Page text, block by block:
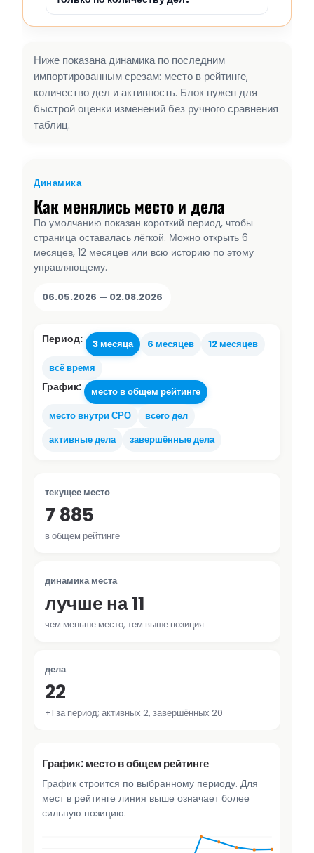
Ниже показана динамика по последним
импортированным срезам: место в рейтинге,
количество дел и активность. Блок нужен для
быстрой оценки изменений без ручного сравнения
таблиц.
Динамика
Как менялись место и дела
По умолчанию показан короткий период, чтобы
страница оставалась лёгкой. Можно открыть 6
месяцев, 12 месяцев или всю историю по этому
управляющему.
06.05.2026 — 02.08.2026
Период: 3 месяца 6 месяцев
12 месяцев
всё время
График:
место в общем рейтинге
место внутри СРО
всего дел
активные дела
завершённые дела
текущее место
7 885
в общем рейтинге
динамика места
лучше на 11
чем меньше место, тем выше позиция
дела
22
+1 за период; активных 2, завершённых 20
График: место в общем рейтинге
График строится по выбранному периоду. Для
мест в рейтинге линия выше означает более
сильную позицию.